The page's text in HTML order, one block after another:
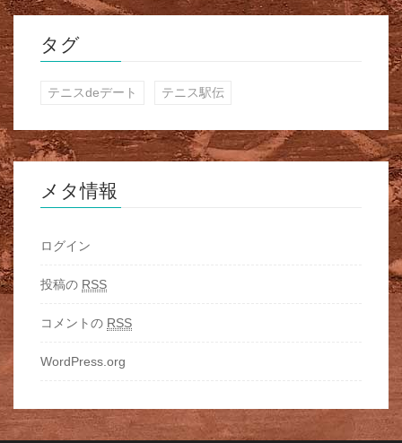
タグ
テニスdeデート テニス駅伝
メタ情報
ログイン
投稿の RSS
コメントの RSS
WordPress.org